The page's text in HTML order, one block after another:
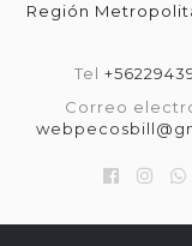
Región
Tel
Correo